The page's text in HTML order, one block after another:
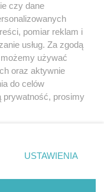
z portali
sięz nami
czy dane
pomiar reklam i
usług. Za zgodą
używać
oraz aktywnie
do celów
prywatność, prosimy
rogu strony
nie wymagają
się
miały
USTAWIENIA